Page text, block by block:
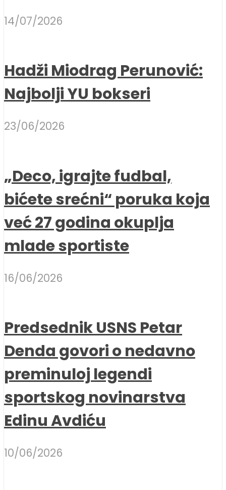
14/07/2026
Hadži Miodrag Perunović:
Najbolji YU bokseri
23/06/2026
„Deco, igrajte fudbal,
bićete srećni“ poruka koja
već 27 godina okuplja
mlade sportiste
16/06/2026
Predsednik USNS Petar
Denda govori o nedavno
preminuloj legendi
sportskog novinarstva
Edinu Avdiću
10/06/2026